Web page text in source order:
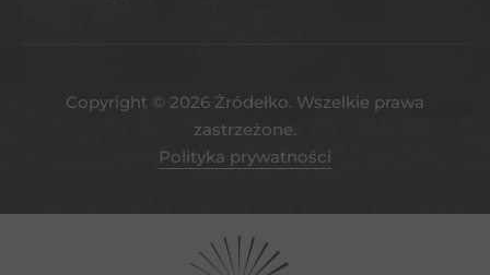
Copyright © 2026 Żródełko. Wszelkie prawa
zastrzeżone.
Polityka prywatności